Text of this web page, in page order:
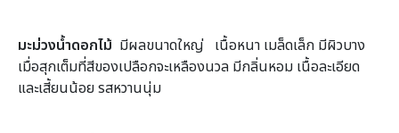
มะม่วงน้ำดอกไม้ มีผลขนาดใหญ่ เนื้อหนา เมล็ดเล็ก มีผิวบาง
เมื่อสุกเต็มที่สีของเปลือกจะเหลืองนวล มีกลิ่นหอม เนื้อละเอียด
และเสี้ยนน้อย รสหวานนุ่ม